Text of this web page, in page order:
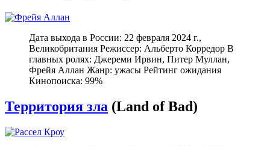
Дата выхода в России: 22 февраля 2024 г.,
Великобритания Режиссер: Альберто Корредор В
главных ролях: Джереми Ирвин, Питер Муллан,
Фрейя Аллан Жанр: ужасы Рейтинг ожидания
Кинопоиска: 99%
Территория зла (Land of Bad)